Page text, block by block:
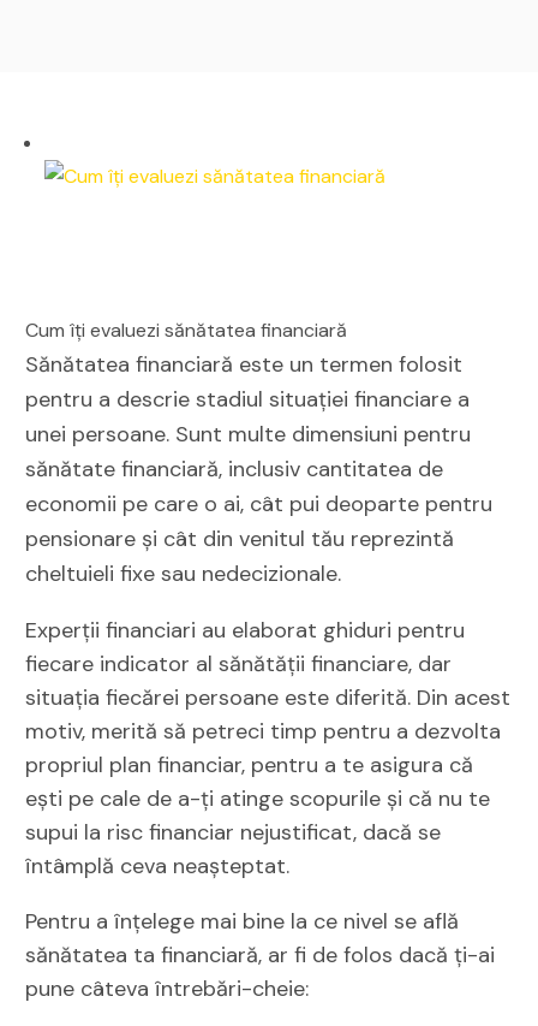
Cum îți evaluezi sănătatea financiară
Sănătatea financiară este un termen folosit
pentru a descrie stadiul situației financiare a
unei persoane. Sunt multe dimensiuni pentru
sănătate financiară, inclusiv cantitatea de
economii pe care o ai, cât pui deoparte pentru
pensionare și cât din venitul tău reprezintă
cheltuieli fixe sau nedecizionale.
Experții financiari au elaborat ghiduri pentru
fiecare indicator al sănătății financiare, dar
situația fiecărei persoane este diferită. Din acest
motiv, merită să petreci timp pentru a dezvolta
propriul plan financiar, pentru a te asigura că
ești pe cale de a-ți atinge scopurile și că nu te
supui la risc financiar nejustificat, dacă se
întâmplă ceva neașteptat.
Pentru a înțelege mai bine la ce nivel se află
sănătatea ta financiară, ar fi de folos dacă ți-ai
pune câteva întrebări-cheie: